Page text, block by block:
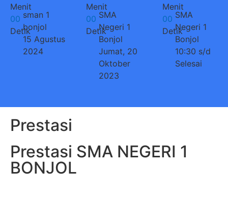
sman 1
bonjol
15 Agustus
2024
Menit
00
Detik
SMA
Negeri 1
Bonjol
Jumat, 20
Oktober
2023
Menit
00
Detik
SMA
Negeri 1
Bonjol
10:30 s/d
Selesai
Menit
00
Detik
Prestasi
Prestasi SMA NEGERI 1
BONJOL